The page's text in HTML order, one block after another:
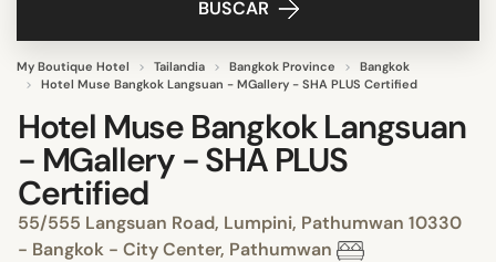
BUSCAR
My Boutique Hotel Tailandia Bangkok Province
Bangkok
Hotel Muse Bangkok Langsuan - MGallery - SHA PLUS Certified
Hotel Muse Bangkok Langsuan
- MGallery - SHA PLUS
Certified
55/555 Langsuan Road, Lumpini, Pathumwan 10330
- Bangkok - City Center, Pathumwan